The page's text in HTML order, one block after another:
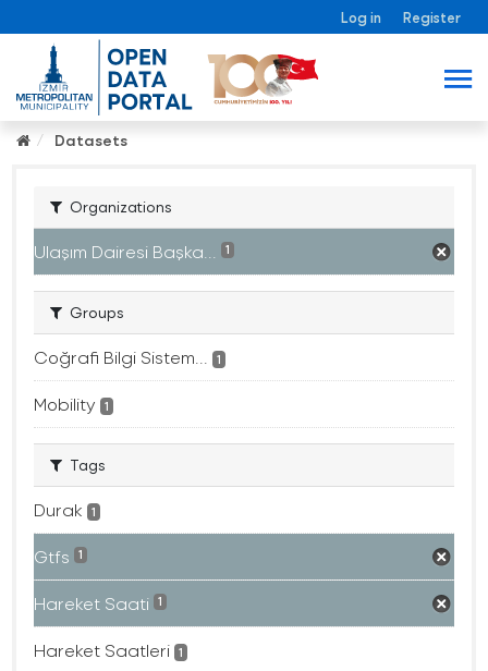
Log in Register
Datasets
Organizations
Ulaşım Dairesi Başka... 1
Groups
Coğrafi Bilgi Sistem... 1
Mobility 1
Tags
Durak 1
Gtfs 1
Hareket Saati 1
Hareket Saatleri 1